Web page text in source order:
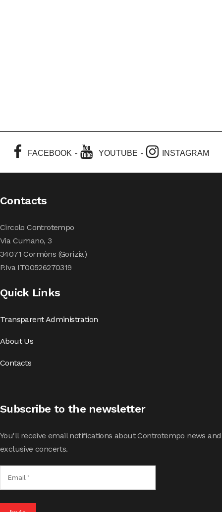
FACEBOOK - YOUTUBE - INSTAGRAM
Contacts
Circolo Controtempo
Via Cumano, 3
34071 Cormòns (Gorizia)
P.Iva IT00526270319
Quick Links
Transparent Administration
About Us
Contacts
Subscribe to the newsletter
You'll receive email notifications about Controtempo news and
exclusive concerts.